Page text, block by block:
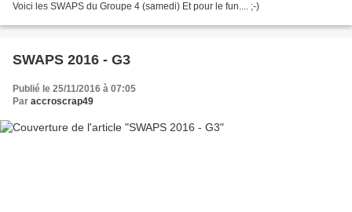
Voici les SWAPS du Groupe 4 (samedi) Et pour le fun.... ;-)
SWAPS 2016 - G3
Publié le 25/11/2016 à 07:05
Par accroscrap49